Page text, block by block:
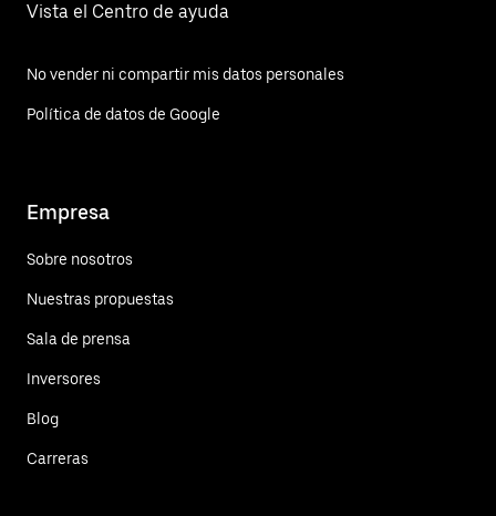
Vista el Centro de ayuda
No vender ni compartir mis datos personales
Política de datos de Google
Empresa
Sobre nosotros
Nuestras propuestas
Sala de prensa
Inversores
Blog
Carreras